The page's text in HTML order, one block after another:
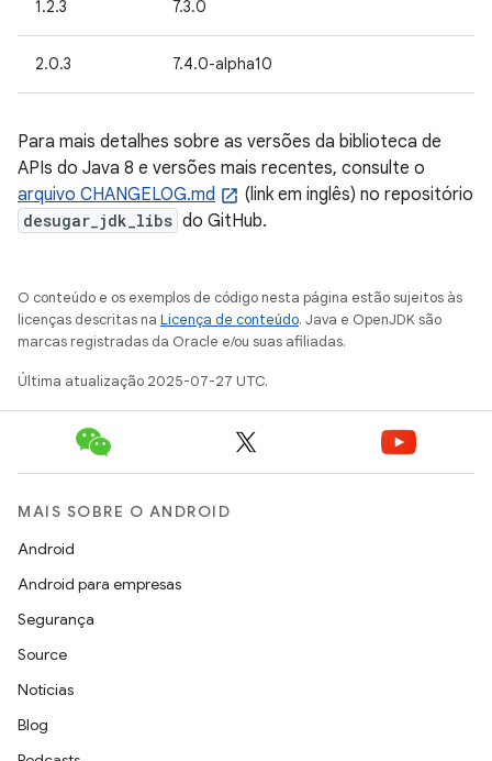
1.2.3 7.3.0
2.0.3 7.4.0-alpha10
Para mais detalhes sobre as versões da biblioteca de
APIs do Java 8 e versões mais recentes, consulte o
arquivo CHANGELOG.md
(link em inglês) no repositório
desugar_jdk_libs do GitHub.
O conteúdo e os exemplos de código nesta página estão sujeitos às
licenças descritas na Licença de conteúdo. Java e OpenJDK são
marcas registradas da Oracle e/ou suas afiliadas.
Última atualização 2025-07-27 UTC.
MAIS SOBRE O ANDROID
Android
Android para empresas
Segurança
Source
Notícias
Blog